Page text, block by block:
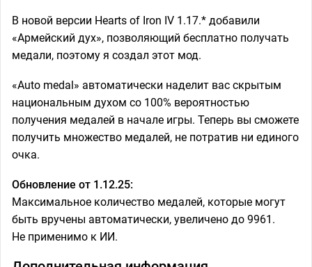
В новой версии Hearts of Iron IV 1.17.* добавили
«Армейский дух», позволяющий бесплатно получать
медали, поэтому я создал этот мод.
«Auto medal» автоматически наделит вас скрытым
национальным духом со 100% вероятностью
получения медалей в начале игры. Теперь вы сможете
получить множество медалей, не потратив ни единого
очка.
Обновление от 1.12.25:
Максимальное количество медалей, которые могут
быть вручены автоматически, увеличено до 9961.
Не применимо к ИИ.